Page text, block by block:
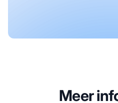
Meer